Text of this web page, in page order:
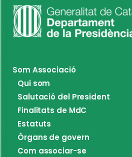
Som Associació
Qui som
Salutació del President
Finalitats de MdC
Estatuts
Òrgans de govern
Com associar-se